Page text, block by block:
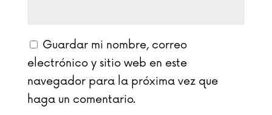
Guardar mi nombre, correo
electrónico y sitio web en este
navegador para la próxima vez que
haga un comentario.